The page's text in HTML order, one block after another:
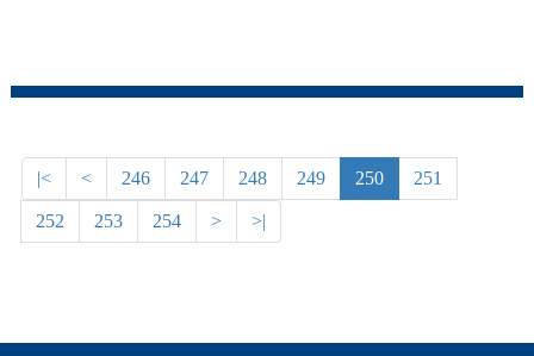
|< < 246 247 248 249 250 251
252 253 254 > >|